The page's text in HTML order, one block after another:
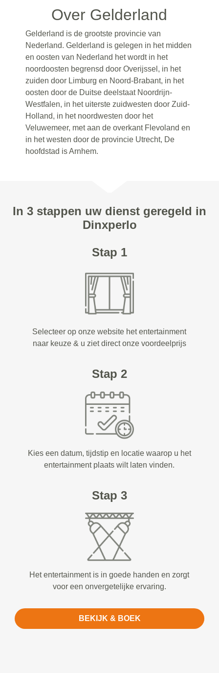
Over Gelderland
Gelderland is de grootste provincie van
Nederland. Gelderland is gelegen in het midden
en oosten van Nederland het wordt in het
noordoosten begrensd door Overijssel, in het
zuiden door Limburg en Noord-Brabant, in het
oosten door de Duitse deelstaat Noordrijn-
Westfalen, in het uiterste zuidwesten door Zuid-
Holland, in het noordwesten door het
Veluwemeer, met aan de overkant Flevoland en
in het westen door de provincie Utrecht, De
hoofdstad is Arnhem.
In 3 stappen uw dienst geregeld in
Dinxperlo
Stap 1
Selecteer op onze website het entertainment
naar keuze & u ziet direct onze voordeelprijs
Stap 2
Kies een datum, tijdstip en locatie waarop u het
entertainment plaats wilt laten vinden.
Stap 3
Het entertainment is in goede handen en zorgt
voor een onvergetelijke ervaring.
BEKIJK & BOEK